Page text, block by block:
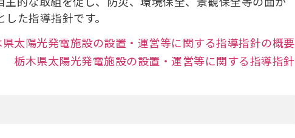
た指導指針です。
県太陽光発電施設の設置・運営等に関する指導指針の概要
栃木県太陽光発電施設の設置・運営等に関する指導指針